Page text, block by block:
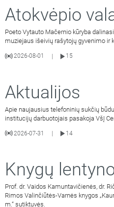
Atokvėpio
Poeto Vytauto Mačernio kūryba
muziejaus išeivių rašytojų gyvenimo ir
2026-08-01
15
Aktualijos
Apie naujausius telefoninių sukčių
institucijų darbuotojais pasakoja VšĮ
2026-07-31
14
Knygų
Prof. dr. Vaidos Kamuntavičienės, dr.
Rimos Valinčiūtės-Varnės knygos
m.“ sutiktuvės.